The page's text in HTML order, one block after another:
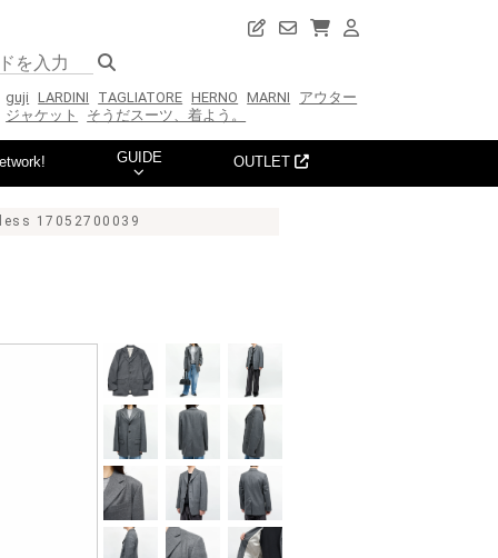
guji LARDINI TAGLIATORE HERNO MARNI
アウター
ジャケット
そうだスーツ、着よう。
GUIDE OUTLET
17052700039